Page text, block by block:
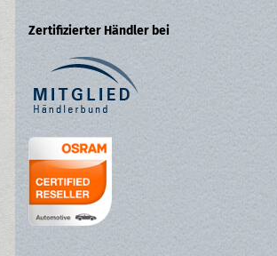
Zertifizierter Händler bei